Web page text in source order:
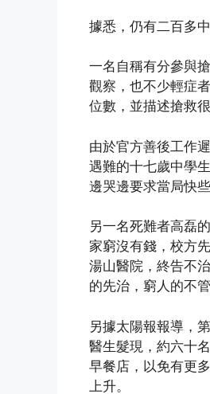
據悉，仍有二百多
一名自稱有分參與
觀察，也不少輕症
位數，並描述搶救
由於官方善後工作
遇難的十七歲中學
邊哭邊要求當局快
另一名死難者高磊
家窮沒有錢，校方
湯山醫院，終告不
的先治，窮人的不
另據太陽報報導，
醫生髮現，約六十
早餐店，以免有更
上升。